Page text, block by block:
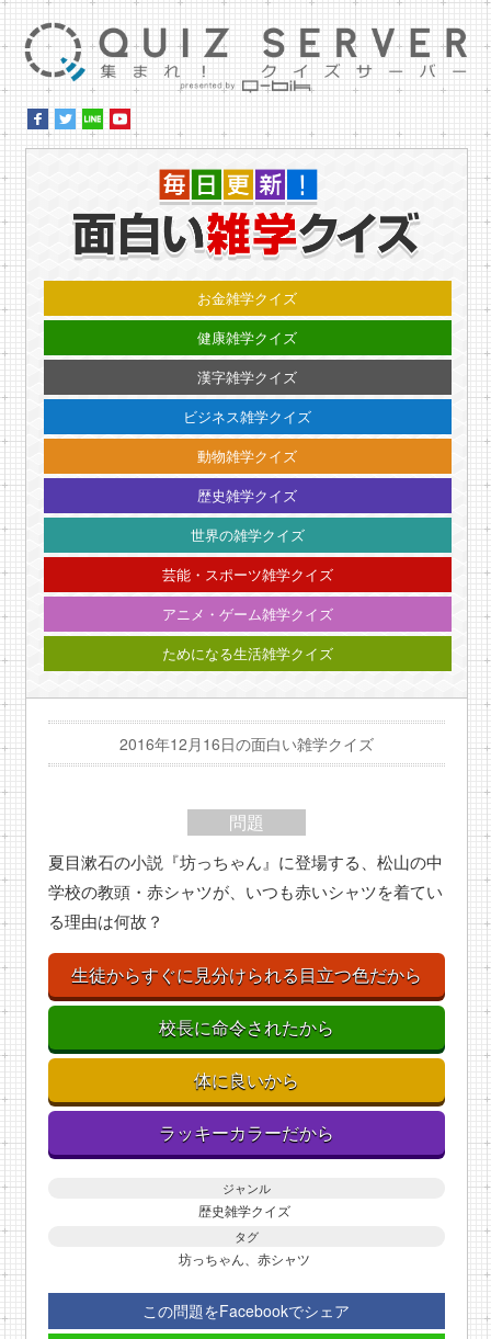
お金雑学クイズ
健康雑学クイズ
漢字雑学クイズ
ビジネス雑学クイズ
動物雑学クイズ
歴史雑学クイズ
世界の雑学クイズ
芸能・スポーツ雑学クイズ
アニメ・ゲーム雑学クイズ
ためになる生活雑学クイズ
2016年12月16日の面白い雑学クイズ
問題
夏目漱石の小説『坊っちゃん』に登場する、松山の中
学校の教頭・赤シャツが、いつも赤いシャツを着てい
る理由は何故？
生徒からすぐに見分けられる目立つ色だから
校長に命令されたから
体に良いから
ラッキーカラーだから
ジャンル
歴史雑学クイズ
タグ
坊っちゃん、赤シャツ
この問題をFacebookでシェア